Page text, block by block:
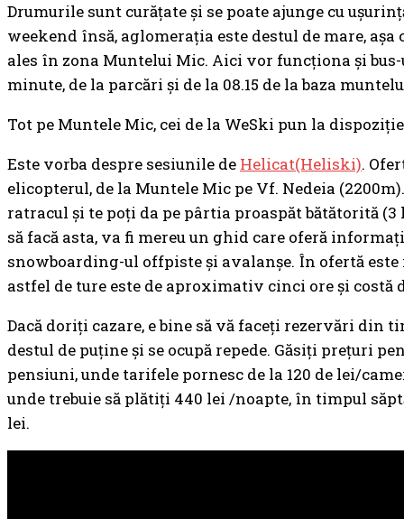
Drumurile sunt curăţate şi se poate ajunge cu
weekend însă, aglomeraţia este destul de mare, aşa
ales în zona Muntelui Mic. Aici vor funcţiona şi
minute, de la parcări și de la 08.15 de la baza
Tot pe Muntele Mic, cei de la WeSki pun la
Este vorba despre sesiunile de Helicat(Heliski).
elicopterul, de la Muntele Mic pe Vf. Nedeia
ratracul şi te poţi da pe pârtia proaspăt bătătorită
să facă asta, va fi mereu un ghid care oferă
snowboarding-ul offpiste şi avalanşe. În ofertă este
astfel de ture este de aproximativ cinci ore şi costă
Dacă doriți cazare, e bine să vă faceţi rezervări din
destul de puţine şi se ocupă repede. Găsiţi preţuri
pensiuni, unde tarifele pornesc de la 120 de lei/
unde trebuie să plătiţi 440 lei /noapte, în timpul
lei.